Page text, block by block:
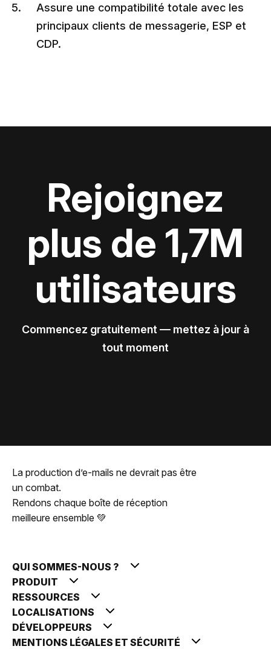
Assure une compatibilité totale avec les
principaux clients de messagerie, ESP et
CDP.
Rejoignez
plus de 1,7M
utilisateurs
Commencez gratuitement — mettez à jour à
tout moment
La production d’e-mails ne devrait pas être
un combat.
Rendons chaque boîte de réception
meilleure ensemble 💚
QUI SOMMES-NOUS ?
PRODUIT
RESSOURCES
LOCALISATIONS
DÉVELOPPEURS
MENTIONS LÉGALES ET SÉCURITÉ